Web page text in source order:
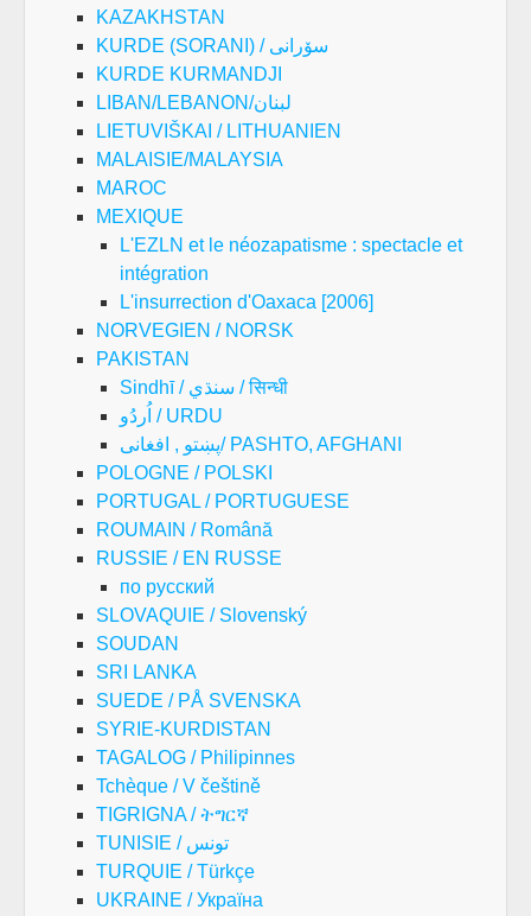
KAZAKHSTAN
KURDE (SORANI) / سۆرانی
KURDE KURMANDJI
LIBAN/LEBANON/لبنان
LIETUVIŠKAI / LITHUANIEN
MALAISIE/MALAYSIA
MAROC
MEXIQUE
L'EZLN et le néozapatisme : spectacle et
intégration
L'insurrection d'Oaxaca [2006]
NORVEGIEN / NORSK
PAKISTAN
Sindhī / سنڌي / सिन्धी
اُردُو / URDU
پښتو , افغانی/ PASHTO, AFGHANI
POLOGNE / POLSKI
PORTUGAL / PORTUGUESE
ROUMAIN / Română
RUSSIE / EN RUSSE
по русский
SLOVAQUIE / Slovenský
SOUDAN
SRI LANKA
SUEDE / PÅ SVENSKA
SYRIE-KURDISTAN
TAGALOG / Philipinnes
Tchèque / V češtině
TIGRIGNA / ትግርኛ
TUNISIE / تونس
TURQUIE / Türkçe
UKRAINE / Україна